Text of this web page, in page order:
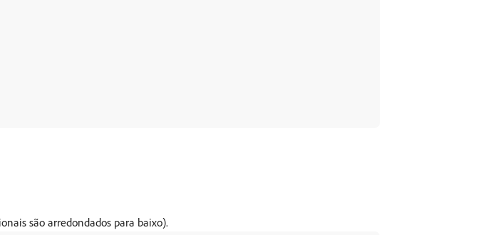
são arredondados para baixo).